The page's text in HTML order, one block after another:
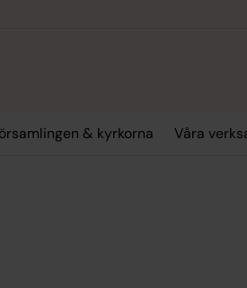
& kyrkorna Våra